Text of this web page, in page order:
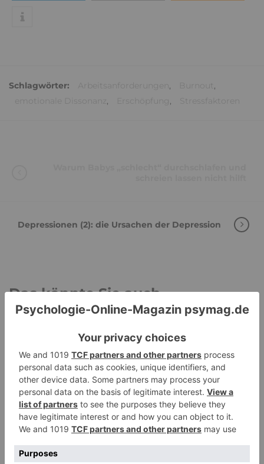
Schlagwörter:
Depressionen (2): die Ursachen der Depression
Das könnte Sie auch
interessieren